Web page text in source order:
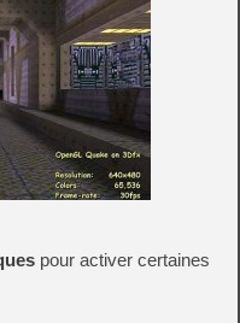
pour activer certaines